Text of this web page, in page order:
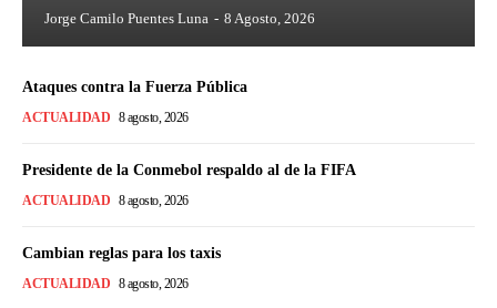
Jorge Camilo Puentes Luna - 8 Agosto, 2026
Ataques contra la Fuerza Pública
ACTUALIDAD 8 agosto, 2026
Presidente de la Conmebol respaldo al de la FIFA
ACTUALIDAD 8 agosto, 2026
Cambian reglas para los taxis
ACTUALIDAD 8 agosto, 2026